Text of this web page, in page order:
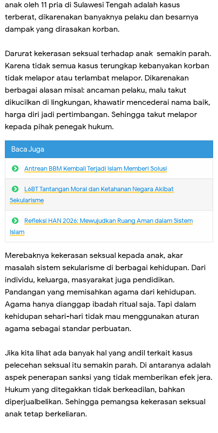
anak oleh 11 pria di Sulawesi Tengah adalah kasus
terberat, dikarenakan banyaknya pelaku dan besarnya
dampak yang dirasakan korban.
Darurat kekerasan seksual terhadap anak semakin parah.
Karena tidak semua kasus terungkap kebanyakan korban
tidak melapor atau terlambat melapor. Dikarenakan
berbagai alasan misal: ancaman pelaku, malu takut
dikucilkan di lingkungan, khawatir mencederai nama baik,
harga diri jadi pertimbangan. Sehingga takut melapor
kepada pihak penegak hukum.
Baca Juga
Antrean BBM Kembali Terjadi lslam Memberi Solusi
L6BT Tantangan Moral dan Ketahanan Negara Akibat
Sekularisme
Refleksi HAN 2026: Mewujudkan Ruang Aman dalam Sistem
Islam
Merebaknya kekerasan seksual kepada anak, akar
masalah sistem sekularisme di berbagai kehidupan. Dari
individu, keluarga, masyarakat juga pendidikan.
Pandangan yang memisahkan agama dari kehidupan.
Agama hanya dianggap ibadah ritual saja. Tapi dalam
kehidupan sehari-hari tidak mau menggunakan aturan
agama sebagai standar perbuatan.
Jika kita lihat ada banyak hal yang andil terkait kasus
pelecehan seksual itu semakin parah. Di antaranya adalah
aspek penerapan sanksi yang tidak memberikan efek jera.
Hukum yang ditegakkan tidak berkeadilan, bahkan
diperjualbelikan. Sehingga pemangsa kekerasan seksual
anak tetap berkeliaran.